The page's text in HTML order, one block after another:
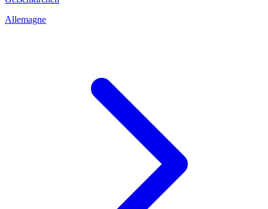
Allemagne